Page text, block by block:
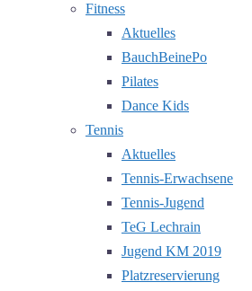
Fitness
Aktuelles
BauchBeinePo
Pilates
Dance Kids
Tennis
Aktuelles
Tennis-Erwachsene
Tennis-Jugend
TeG Lechrain
Jugend KM 2019
Platzreservierung